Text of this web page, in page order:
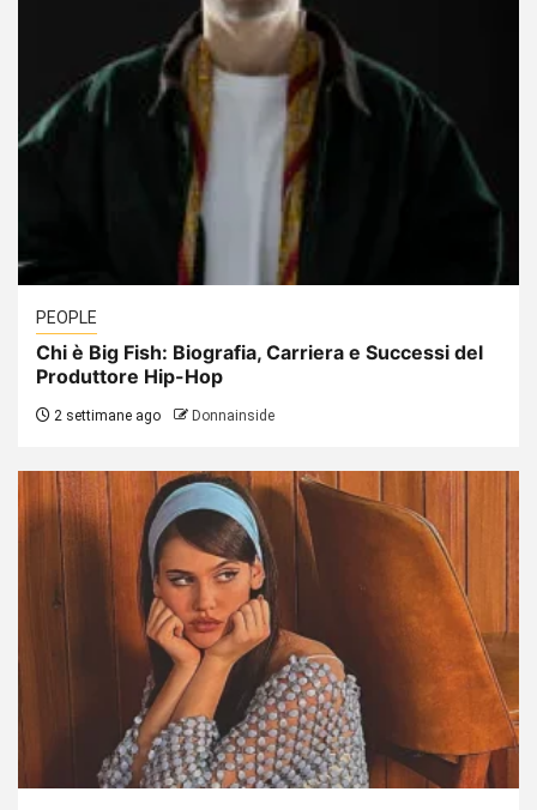
PEOPLE
Chi è Big Fish: Biografia, Carriera e Successi del
Produttore Hip-Hop
2 settimane ago Donnainside